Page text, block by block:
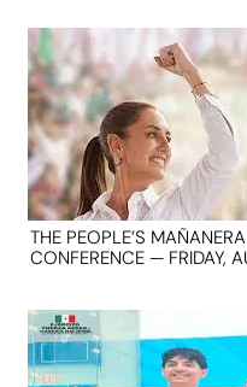
THE PEOPLE’S
CONFERENCE — FRIDAY,